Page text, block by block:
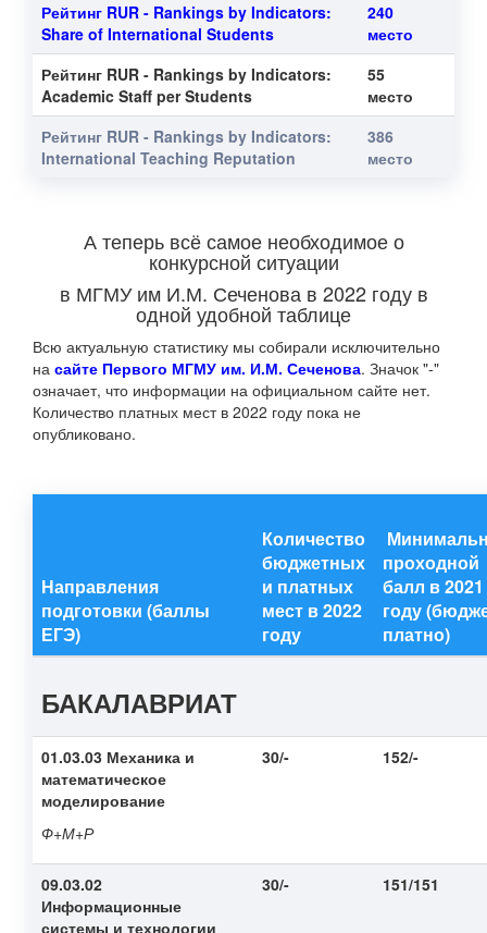
Рейтинг RUR - Rankings by Indicators:
Share of International Students
240
место
Рейтинг RUR - Rankings by Indicators:
Academic Staff per Students
55
место
Рейтинг RUR - Rankings by Indicators:
International Teaching Reputation
386
место
А теперь всё самое необходимое о
конкурсной ситуации
в МГМУ им И.М. Сеченова в 2022 году в
одной удобной таблице
Всю актуальную статистику мы собирали исключительно
на сайте Первого МГМУ им. И.М. Сеченова. Значок "-"
означает, что информации на официальном сайте нет.
Количество платных мест в 2022 году пока не
опубликовано.
Направления
подготовки (баллы
ЕГЭ)
Количество
бюджетных
и платных
мест в 2022
году
проходной
балл в 2021
году
платно)
БАКАЛАВРИАТ
01.03.03 Механика и
математическое
моделирование
Ф+М+Р
30/- 152/-
09.03.02
Информационные
системы и технологии
30/- 151/151